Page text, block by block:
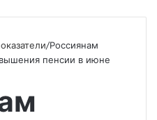
/Россиянам
пенсии в июне